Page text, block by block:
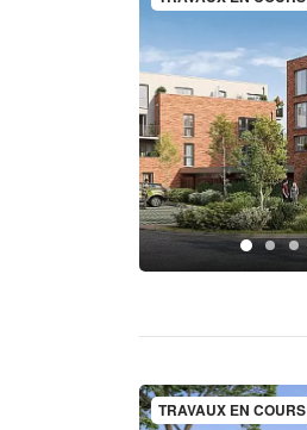
TRAVAUX EN COURS